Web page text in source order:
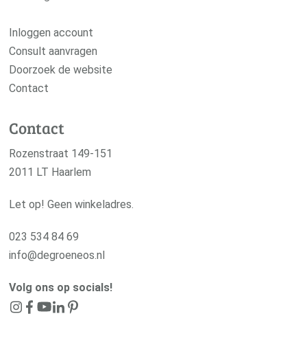
Inloggen account
Consult aanvragen
Doorzoek de website
Contact
Contact
Rozenstraat 149-151
2011 LT Haarlem
Let op! Geen winkeladres.
023 534 84 69
info@degroeneos.nl
Volg ons op socials!